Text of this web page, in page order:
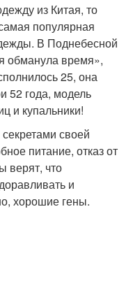
из Китая, то
популярная
В Поднебесной
обманула время»,
25, она
52 года, модель
и купальники!
своей
питание, отказ от
верят, что
и
хорошие гены.